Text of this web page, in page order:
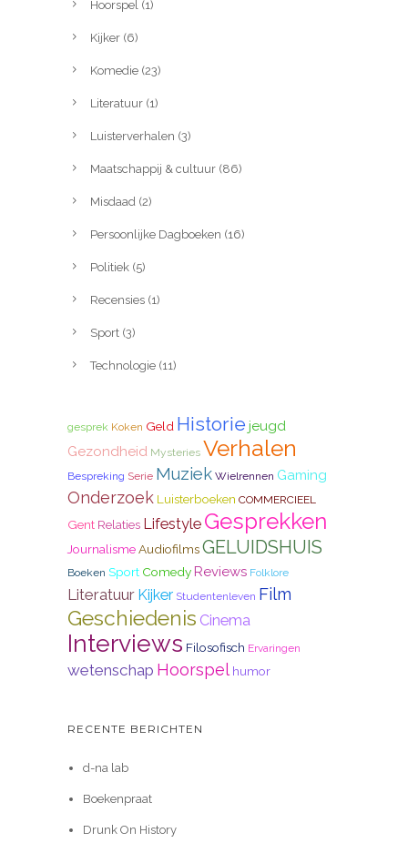
Hoorspel (1)
Kijker (6)
Komedie (23)
Literatuur (1)
Luisterverhalen (3)
Maatschappij & cultuur (86)
Misdaad (2)
Persoonlijke Dagboeken (16)
Politiek (5)
Recensies (1)
Sport (3)
Technologie (11)
gesprek Koken Geld Historie jeugd
Gezondheid Mysteries Verhalen
Bespreking Serie Muziek Wielrennen Gaming
Onderzoek Luisterboeken COMMERCIEEL
Gent Relaties Lifestyle Gesprekken
JournalismeAudiofilmsGELUIDSHUIS
Boeken Sport Comedy Reviews Folklore
Literatuur Kijker Studentenleven Film
Geschiedenis Cinema
Interviews Filosofisch Ervaringen
wetenschap Hoorspel humor
RECENTE BERICHTEN
d-na lab
Boekenpraat
Drunk On History